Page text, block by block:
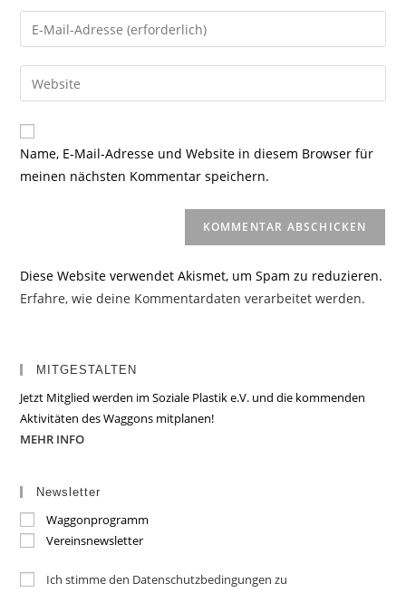
Namen
oder
zum
Kommentieren
ein
Gib
deine
E-
Mail-
zum
Kommentieren
ein
Gib
deine
Website-
URL
Name, E-Mail-Adresse und Website in diesem Browser für
meinen nächsten Kommentar speichern.
Diese Website verwendet Akismet, um Spam zu reduzieren.
Erfahre, wie deine Kommentardaten verarbeitet werden.
MITGESTALTEN
Jetzt Mitglied werden im Soziale Plastik e.V. und die kommenden
Aktivitäten des Waggons mitplanen!
MEHR INFO
Newsletter
Waggonprogramm
Vereinsnewsletter
Ich stimme den Datenschutzbedingungen zu